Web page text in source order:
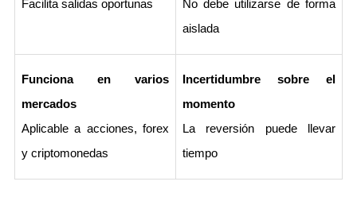
Facilita salidas oportunas
No debe utilizarse de forma
aislada
Funciona en varios
mercados
Aplicable a acciones, forex
y criptomonedas
Incertidumbre sobre el
momento
La reversión puede llevar
tiempo